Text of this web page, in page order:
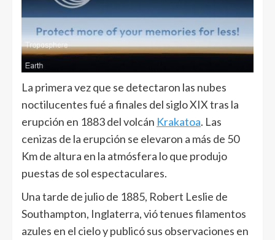
La primera vez que se detectaron las nubes
noctilucentes fué a finales del siglo XIX tras la
erupción en 1883 del volcán Krakatoa. Las
cenizas de la erupción se elevaron a más de 50
Km de altura en la atmósfera lo que produjo
puestas de sol espectaculares.
Una tarde de julio de 1885, Robert Leslie de
Southampton, Inglaterra, vió tenues filamentos
azules en el cielo y publicó sus observaciones en